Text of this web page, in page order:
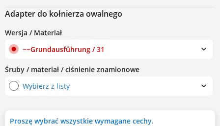
Adapter do kołnierza owalnego
Wersja / Materiał
~~Grundausführung / 31
Śruby / materiał / ciśnienie znamionowe
Wybierz z listy
Proszę wybrać wszystkie wymagane cechy.